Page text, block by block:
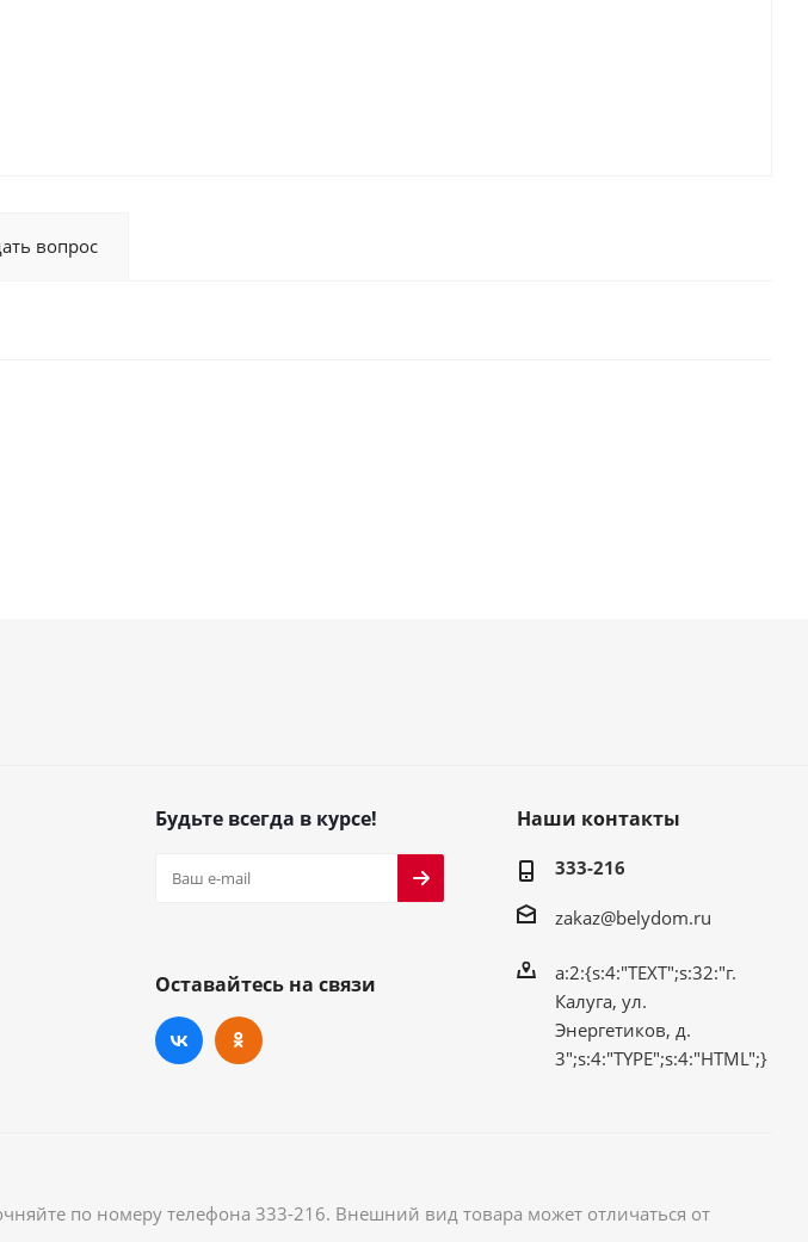
вопрос
Будьте всегда в курсе!
Оставайтесь на связи
Наши контакты
333-216
zakaz@belydom.ru
a:2:{s:4:"TEXT";s:32:"г.
Калуга, ул.
Энергетиков, д.
3";s:4:"TYPE";s:4:"HTML";}
по номеру телефона 333-216. Внешний вид товара может отличаться от